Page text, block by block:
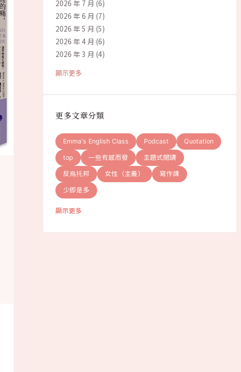
2026 年 7 月 (6)
2026 年 6 月 (7)
2026 年 5 月 (5)
2026 年 4 月 (6)
2026 年 3 月 (4)
顯示更多
更多文章分類
Emma's English Class Podcast Quotation
top 一些有感而發 主題式閱讀
反烏托邦 女性（主義） 寫作課
少即是多
顯示更多